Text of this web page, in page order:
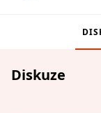
Diskuze